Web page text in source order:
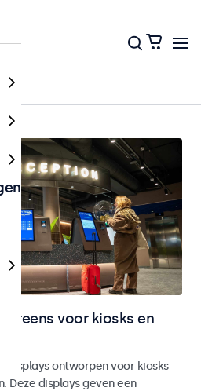
voor kiosks en
displays ontworpen voor kiosks
Deze displays geven een